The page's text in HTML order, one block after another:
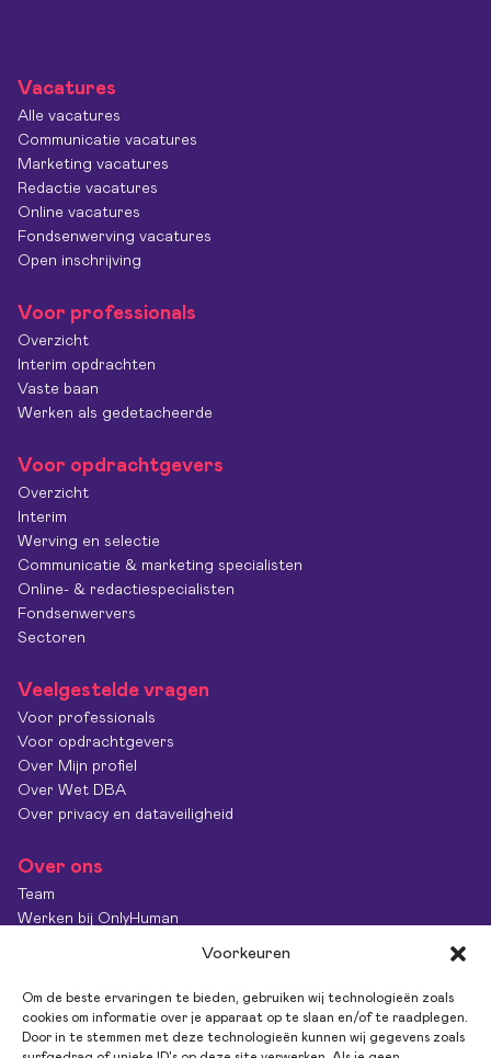
Voorkeuren
Om de beste ervaringen te bieden, gebruiken wij technologieën zoals
cookies om informatie over je apparaat op te slaan en/of te raadplegen.
Door in te stemmen met deze technologieën kunnen wij gegevens zoals
Vacatures
Alle vacatures
Communicatie vacatures
Marketing vacatures
Redactie vacatures
Online vacatures
Fondsenwerving vacatures
Open inschrijving
Voor professionals
Overzicht
Interim opdrachten
Vaste baan
Werken als gedetacheerde
Voor opdrachtgevers
Overzicht
Interim
Werving en selectie
Communicatie & marketing specialisten
Online- & redactiespecialisten
Fondsenwervers
Sectoren
Veelgestelde vragen
Voor professionals
Voor opdrachtgevers
Over Mijn profiel
Over Wet DBA
Over privacy en dataveiligheid
Over ons
Team
Werken bij OnlyHuman
Diversiteit & Inclusie
OnlyImpact
Feedback